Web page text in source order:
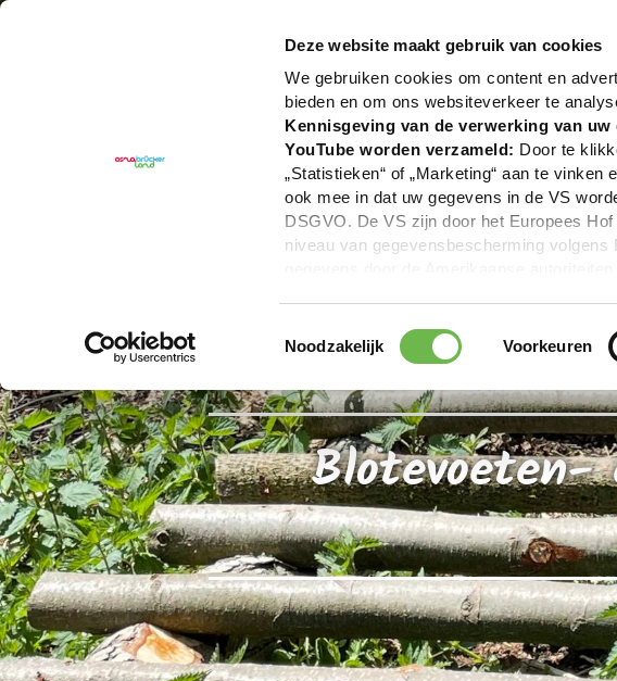
Deze website maakt gebruik van cookies
We gebruiken cookies om content en
bieden en om ons websiteverkeer te
Kennisgeving van de verwerking van
YouTube worden verzameld: Door te
„Statistieken“ of „Marketing“ aan te
ook mee in dat uw gegevens in de VS
DSGVO. De VS zijn door het Europees
niveau van gegevensbescherming
overdracht niet plaatsvinden. Voor meer
We geven u hier graag meer gedetailleerde
Toestemmingsselectie
Noodzakelijk Voorkeuren
Blotevoeten-